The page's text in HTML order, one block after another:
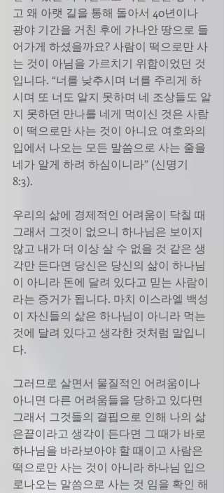
고 왜 아랫 길을 통해 돌아서 40년이나
광야 기간을 거친 후에 가나안 땅으로 들
어가게 하셨을까요? 사람이 떡으로만 사
는 것이 아님을 가르치기 위함이었던 것
입니다. “너를 낮추시며 너를 주리게 하
시며 또 너도 알지 못하며 네 조상들도 알
지 못하던 만나를 네게 먹이신 것은 사람
이 떡으로만 사는 것이 아니요 여호와의
입에서 나오는 모든 말씀으로 사는 줄을
네가 알게 하려 하심이니라” (신명기
8:3).
우리의 삶에 경제적인 어려움이 닥칠 때
그래서 그것이 없으니 하나님은 보이지
않고 내가 더 이상 살 수 없을 것 같은 생
각만 든다면 당신은 당신의 삶이 하나님
이 아니라 돈에 달려 있다고 믿는 사람이
라는 증거가 됩니다. 마치 이스라엘 백성
이 자신들의 삶은 하나님이 아니라 먹는
것에 달려 있다고 생각한 것처럼 말입니
다.
그러므로 살면서 물질적인 어려움이나
아니면 다른 어려움들을 당하고 있다면
그래서 그것들의 결핍으로 인해 나의 삶
은끝이라고 생각이 든다면 그 때가 바로
하나님을 바라보아야 할 때이고 사람은
떡으로만 사는 것이 아니라 하나님 입으
로나오는 말씀으로 사는 것 임을 확인 해